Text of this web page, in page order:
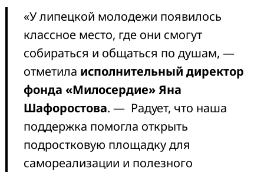
«У липецкой молодежи появилось
классное место, где они смогут
собираться и общаться по душам, —
отметила исполнительный директор
фонда «Милосердие» Яна
Шафоростова. — Радует, что наша
поддержка помогла открыть
подростковую площадку для
самореализации и полезного